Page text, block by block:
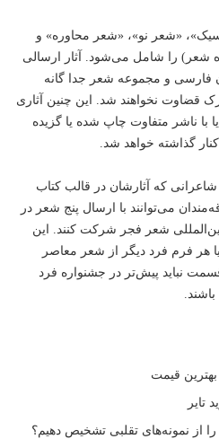
«شعر نو»، «شعر محاوره» و
را شامل می‌شود. آثار ارسالی
فارسی و مجموعه شعر جدا گانه
قضاوت نخواهند شد. این چنین آثاری
با ناشر متفاوت چاپ شده یا گزیده
گذاشته خواهد شد.
که آثارشان در قالب کتاب
می‌توانند با ارسال پنج شعر در
شعر فجر شرکت کنند. این
یا هر فرم فرد دیگر از شعر معاصر
نباید پیش‌تر در جشنواره فرد
از نمونه‌های تقلبی تشخیص دهیم؟